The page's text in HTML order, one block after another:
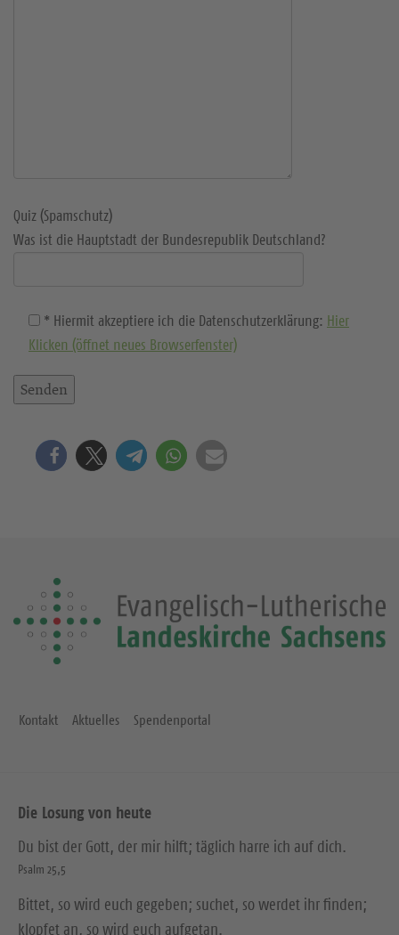
Quiz (Spamschutz)
Was ist die Hauptstadt der Bundesrepublik Deutschland?
* Hiermit akzeptiere ich die Datenschutzerklärung: Hier
Klicken (öffnet neues Browserfenster)
Kontakt Aktuelles Spendenportal
Die Losung von heute
Du bist der Gott, der mir hilft; täglich harre ich auf dich.
Psalm 25,5
Bittet, so wird euch gegeben; suchet, so werdet ihr finden;
klopfet an, so wird euch aufgetan.